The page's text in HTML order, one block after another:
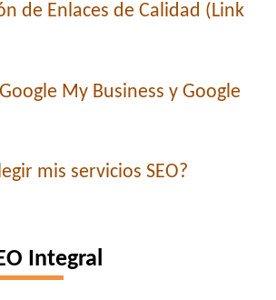
de Enlaces de Calidad (Link
My Business y Google
mis servicios SEO?
Integral